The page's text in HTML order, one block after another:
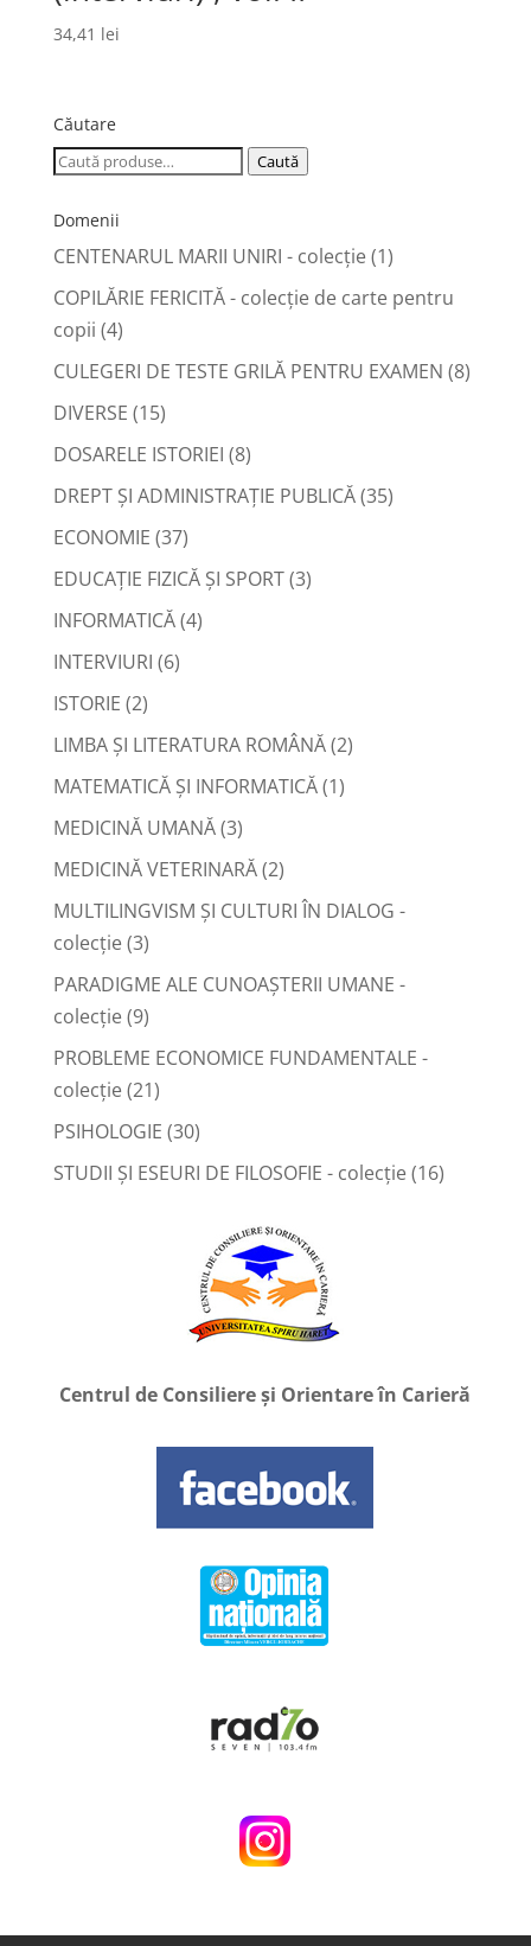
34,41 lei
Căutare
Caută
Caută
Domenii
CENTENARUL MARII UNIRI - colecție(1)
COPILĂRIE FERICITĂ - colecţie de carte pentru
copii (4)
CULEGERI DE TESTE GRILĂ PENTRU EXAMEN (8)
DIVERSE (15)
DOSARELE ISTORIEI (8)
DREPT ŞI ADMINISTRAŢIE PUBLICĂ(35)
ECONOMIE (37)
EDUCAŢIE FIZICĂ ŞI SPORT(3)
INFORMATICĂ(4)
INTERVIURI (6)
ISTORIE (2)
LIMBA ŞI LITERATURA ROMÂNĂ(2)
MATEMATICĂ ŞI INFORMATICĂ(1)
MEDICINĂ UMANĂ(3)
MEDICINĂ VETERINARĂ(2)
MULTILINGVISM ȘI CULTURI ÎN DIALOG -
colecție(3)
PARADIGME ALE CUNOAȘTERII UMANE -
colecție(9)
PROBLEME ECONOMICE FUNDAMENTALE -
colecție(21)
PSIHOLOGIE (30)
STUDII ȘI ESEURI DE FILOSOFIE - colecție(16)
Centrul de Consiliere și Orientare în Carieră